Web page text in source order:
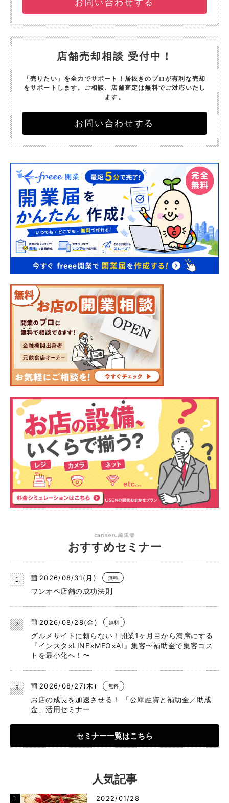
お問い合わせする
店舗売却相談 受付中！
「売りたい」を全力でサポート！ 居抜きのプロが有利な売却
をサポートします。 ご相談、店舗査定は無料でご対応いたし
ます。
お問い合わせする
canaeru編集部
おすすめセミナー
2026/08/31(月) 無料
ワンオペ店舗の成功法則
2026/08/28(金) 無料
グルメサイトに頼らない！開業1ヶ月目から満席にする
『インスタ×LINE×MEO×AI』集客〜補助金で集客コス
トを最小化へ！〜
2026/08/27(木) 無料
お店の成長を加速させる！ 「公庫融資と補助金／助成
金」活用セミナー
セミナー一覧はこちら
人気記事
2022/01/28